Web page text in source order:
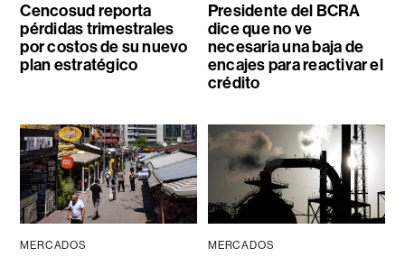
Cencosud reporta
pérdidas trimestrales
por costos de su nuevo
plan estratégico
Presidente del BCRA
dice que no ve
necesaria una baja de
encajes para reactivar el
crédito
MERCADOS MERCADOS